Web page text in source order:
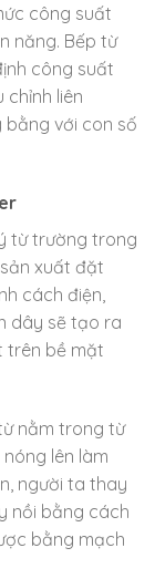
công suất
năng. Bếp từ
công suất
chỉnh liên
với con số
từ trường trong
xuất đặt
cách điện,
dây sẽ tạo ra
trên bề mặt
nằm trong từ
lên làm
người ta thay
nồi bằng cách
bằng mạch